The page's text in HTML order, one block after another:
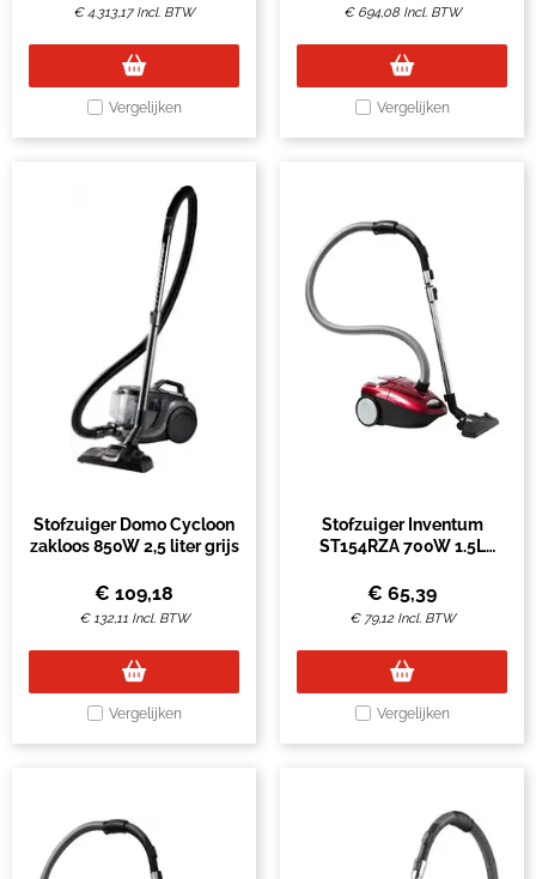
€4.313,17 Incl. BTW
Vergelijken
€ 694,08 Incl. BTW
Vergelijken
Stofzuiger Domo Cycloon
zakloos 850W 2,5 liter grijs
€ 109,18
€132,11 Incl. BTW
Vergelijken
Stofzuiger Inventum
ST154RZA 700W 1.5L
€ 65,39
€ 79,12 Incl. BTW
Vergelijken